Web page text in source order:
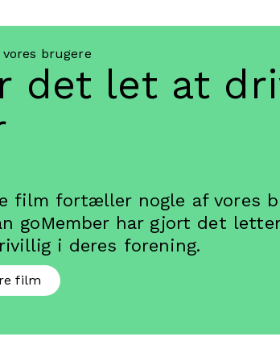
vores brugere
det let at
film fortæller nogle af vores
goMember har gjort det
i deres forening.
film